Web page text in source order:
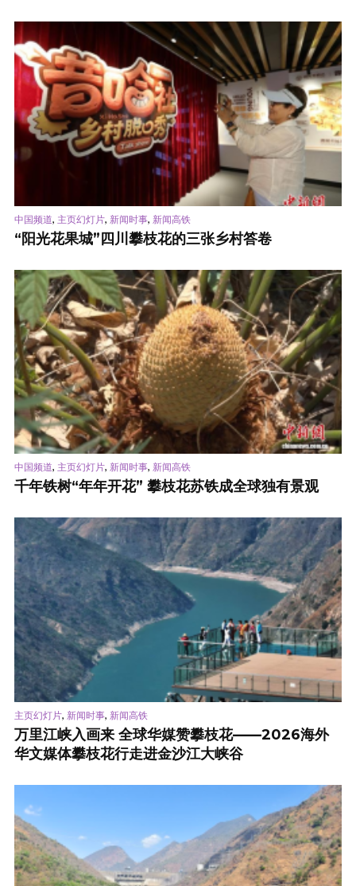
中国频道, 主页幻灯片, 新闻时事, 新闻高铁
“阳光花果城”四川攀枝花的三张乡村答卷
中国频道, 主页幻灯片, 新闻时事, 新闻高铁
千年铁树“年年开花” 攀枝花苏铁成全球独有景观
主页幻灯片, 新闻时事, 新闻高铁
万里江峡入画来 全球华媒赞攀枝花——2026海外
华文媒体攀枝花行走进金沙江大峡谷